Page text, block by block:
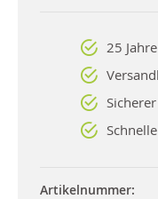
25
Artikelnummer